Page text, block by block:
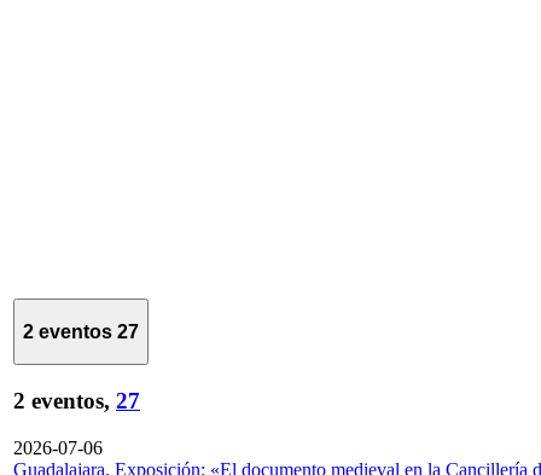
2 eventos 27
2 eventos, 27
2026-07-06
Guadalajara. Exposición: «El documento medieval en la Cancillería